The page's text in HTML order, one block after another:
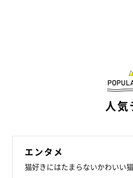
人気
エンタメ
猫好きにはたまらないかわいい